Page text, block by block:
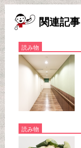
関連記事
読み物
読み物